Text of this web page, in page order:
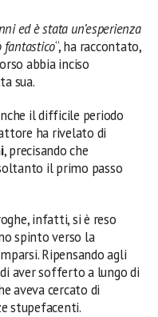
ed è stata un’esperienza
fantastico“, ha raccontato,
abbia inciso
sua.
il difficile periodo
ha rivelato di
, precisando che
il primo passo
infatti, si è reso
spinto verso la
Ripensando agli
aver sofferto a lungo di
aveva cercato di
stupefacenti.